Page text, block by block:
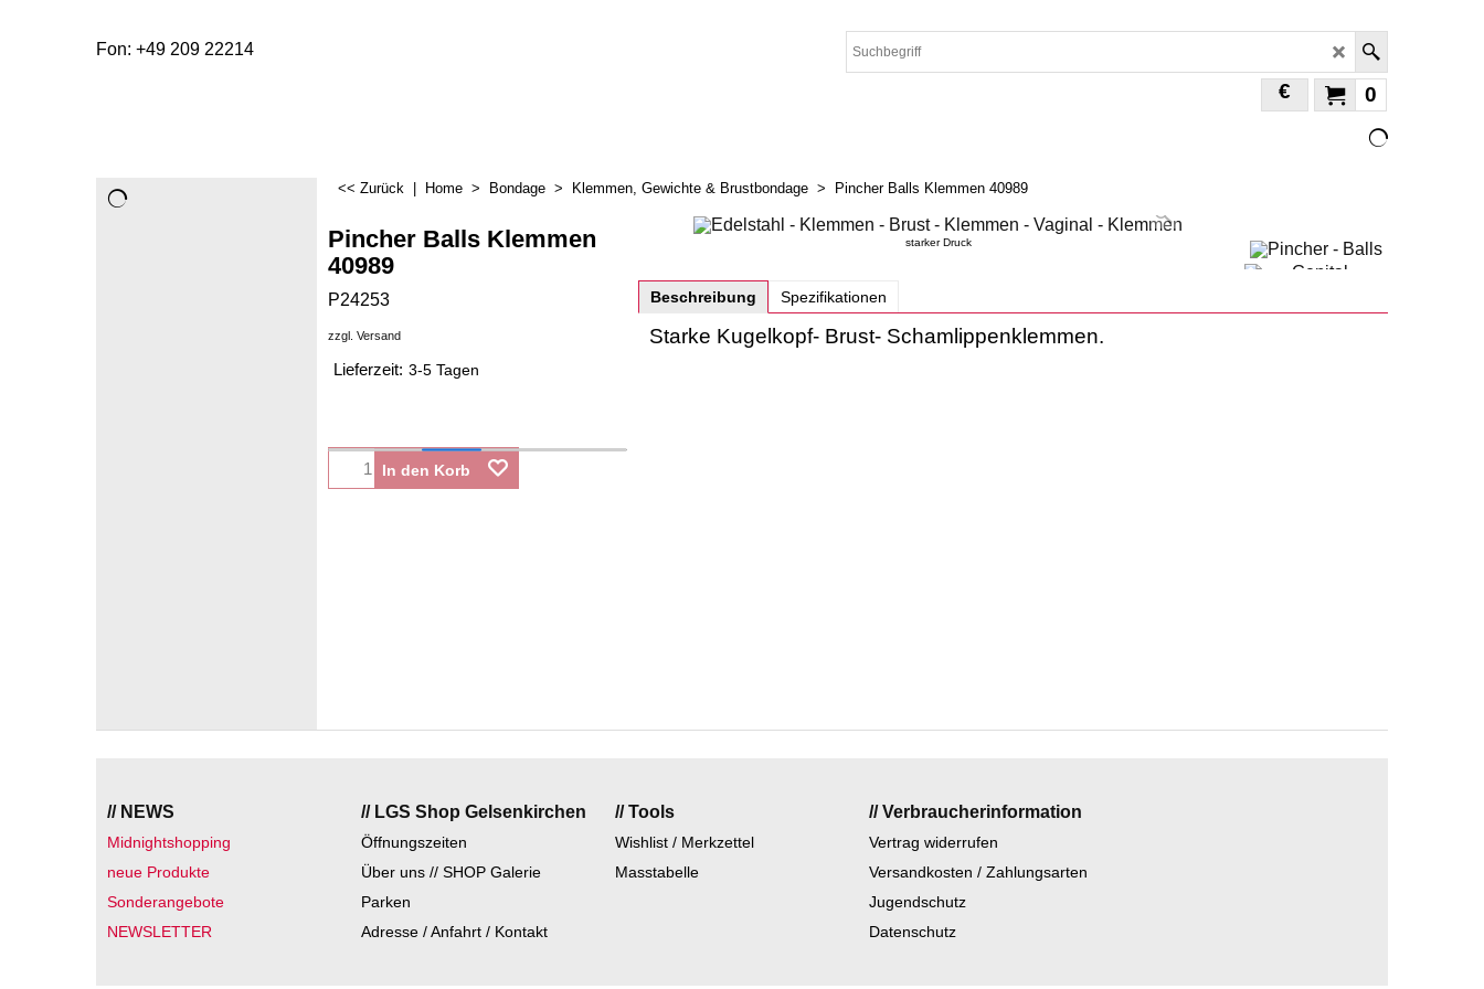
Fon: +49 209 22214
0
€
<< Zurück Home > Bondage > Klemmen, Gewichte & Brustbondage > Pincher Balls Klemmen 40989
starker Druck
Pincher Balls Klemmen
40989
P24253
zzgl. Versand
Lieferzeit: 3-5 Tagen
In den Korb
Beschreibung Spezifikationen
Starke Kugelkopf- Brust- Schamlippenklemmen.
// NEWS
Midnightshopping
neue Produkte
Sonderangebote
NEWSLETTER
// LGS Shop Gelsenkirchen
Öffnungszeiten
Über uns // SHOP Galerie
Parken
Adresse / Anfahrt / Kontakt
// Tools
Wishlist / Merkzettel
Masstabelle
// Verbraucherinformation
Vertrag widerrufen
Versandkosten / Zahlungsarten
Jugendschutz
Datenschutz